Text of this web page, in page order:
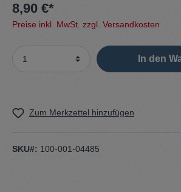
8,90 €*
Preise inkl. MwSt. zzgl. Versandkosten
In den
Zum Merkzettel hinzufügen
SKU#: 100-001-04485